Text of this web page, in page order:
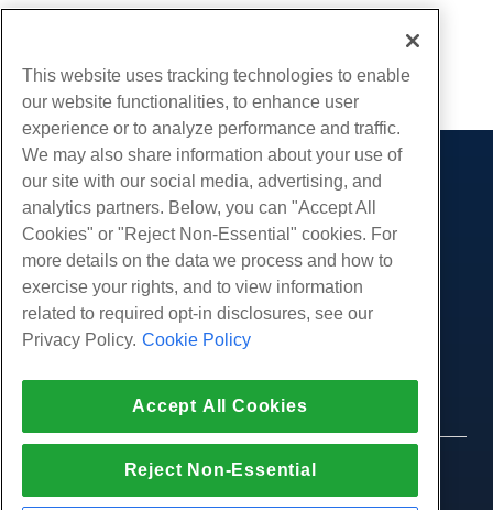
Kopiëren URL
Producten
Web hosting
Zakelijke hosting
White Label-wederverkoper
Beheerde Linux VPS
Onbeheerde Windows VPS
Cloud Servers
Load Balancers
Blokkeer opslag
Diensten
Website-migraties
Gemeenschap
Productdocumentatie
Tutorials
Bedrijf
Over ons
Neem contact op
druk op
Affiliate-programma
Politie
Partnerovereenkomst
Ondersteuning
Live chat met ons
Open een ondersteuningskaartje
© 2010-2026 Hostwinds, een HostPapa Inc. bedrijf.
This website uses tracking technologies to enable
our website functionalities, to enhance user
experience or to analyze performance and traffic.
We may also share information about your use of
our site with our social media, advertising, and
analytics partners. Below, you can "Accept All
Cookies" or "Reject Non-Essential" cookies. For
more details on the data we process and how to
exercise your rights, and to view information
related to required opt-in disclosures, see our
Privacy Policy. Cookie Policy
Accept All Cookies
Reject Non-Essential